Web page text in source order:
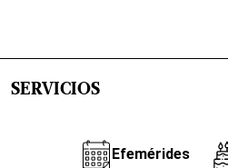
SERVICIOS
Efemérides